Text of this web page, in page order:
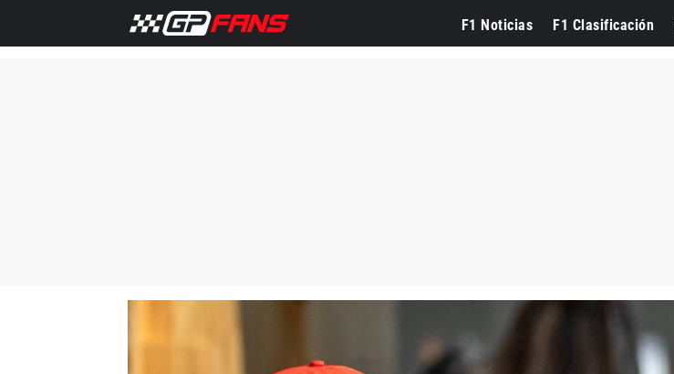
F1 Noticias F1 Clasificación